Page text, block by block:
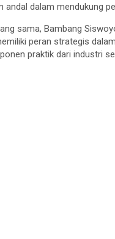
andal dalam mendukung
sama, Bambang
peran strategis
praktik dari industri